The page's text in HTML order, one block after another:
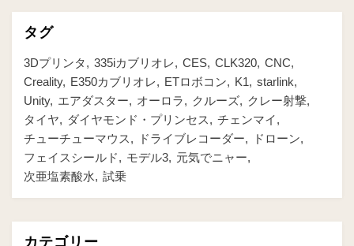
タグ
3Dプリンタ 335iカブリオレ CES CLK320 CNC
Creality
E350カブリオレ ETロボコン K1
starlink
Unity
エアダスター オーロラ クルーズ
クレー射撃
タイヤ
ダイヤモンド・プリンセス
チェンマイ
チューチューマウス
ドライブレコーダー
ドローン
フェイスシールド
モデル3
元気でニャー
次亜塩素酸水
試乗
カテゴリー